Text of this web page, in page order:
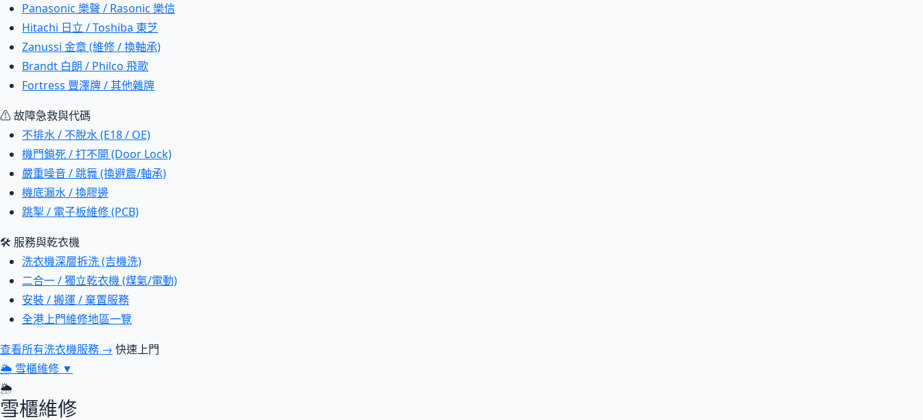
Panasonic 樂聲 / Rasonic 樂信
Hitachi 日立 / Toshiba 東芝
Zanussi 金章 (維修 / 換軸承)
Brandt 白朗 / Philco 飛歌
Fortress 豐澤牌 / 其他雜牌
⚠ 故障急救與代碼
不排水 / 不脫水 (E18 / OE)
機門鎖死 / 打不開 (Door Lock)
嚴重噪音 / 跳舞 (換避震/軸承)
機底漏水 / 換膠邊
跳掣 / 電子板維修 (PCB)
🛠 服務與乾衣機
洗衣機深層拆洗 (吉機洗)
二合一 / 獨立乾衣機 (煤氣/電動)
安裝 / 搬運 / 棄置服務
全港上門維修地區一覽
查看所有洗衣機服務 → 快速上門
🌦 雪櫃維修 ▼
🌦
雪櫃維修